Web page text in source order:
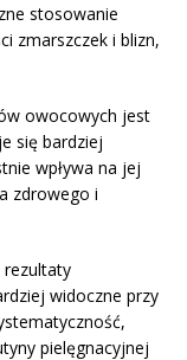
stosowanie
zmarszczek i blizn,
owocowych jest
się bardziej
wpływa na jej
zdrowego i
rezultaty
widoczne przy
pielęgnacyjnej